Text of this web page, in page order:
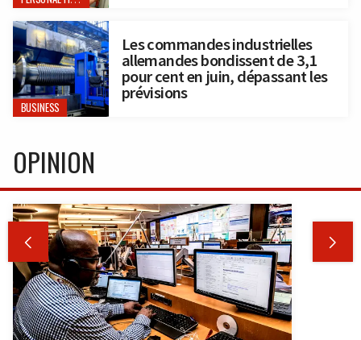
BUSINESS
Les commandes industrielles
allemandes bondissent de 3,1
pour cent en juin, dépassant les
prévisions
OPINION
 